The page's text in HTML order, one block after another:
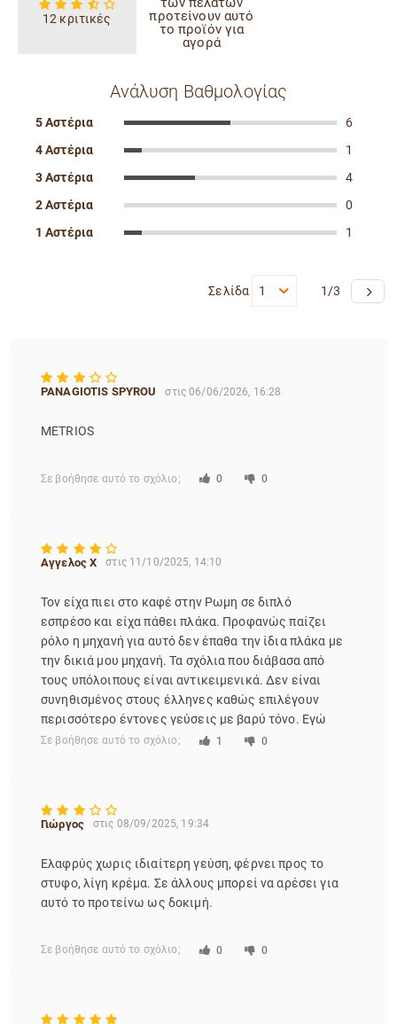
12 κριτικές
προτείνουν αυτό
το προϊόν για
αγορά
Ανάλυση Βαθμολογίας
5 Αστέρια
6
4 Αστέρια
1
3 Αστέρια
4
2 Αστέρια
0
1 Αστέρια
1
Σελίδα 1 1/3
PANAGIOTIS SPYROU στις 06/06/2026, 16:28
METRIOS
Σε βοήθησε αυτό το σχόλιο; 0 0
Αγγελος Χ στις 11/10/2025, 14:10
Τον είχα πιει στο καφέ στην Ρωμη σε διπλό
εσπρέσο και είχα πάθει πλάκα. Προφανώς παίζει
ρόλο η μηχανή για αυτό δεν έπαθα την ίδια πλάκα με
την δικιά μου μηχανή. Τα σχόλια που διάβασα από
τους υπόλοιπους είναι αντικειμενικά. Δεν είναι
συνηθισμένος στους έλληνες καθώς επιλέγουν
περισσότερο έντονες γεύσεις με βαρύ τόνο. Εγώ
είμαι περισσότερο του ξινού και ο συγκεκριμένος
Σε βοήθησε αυτό το σχόλιο; 1 0
Γιώργος στις 08/09/2025, 19:34
Ελαφρύς χωρις ιδιαίτερη γεύση, φέρνει προς το
στυφο, λίγη κρέμα. Σε άλλους μπορεί να αρέσει για
αυτό το προτείνω ως δοκιμή.
Σε βοήθησε αυτό το σχόλιο; 0 0